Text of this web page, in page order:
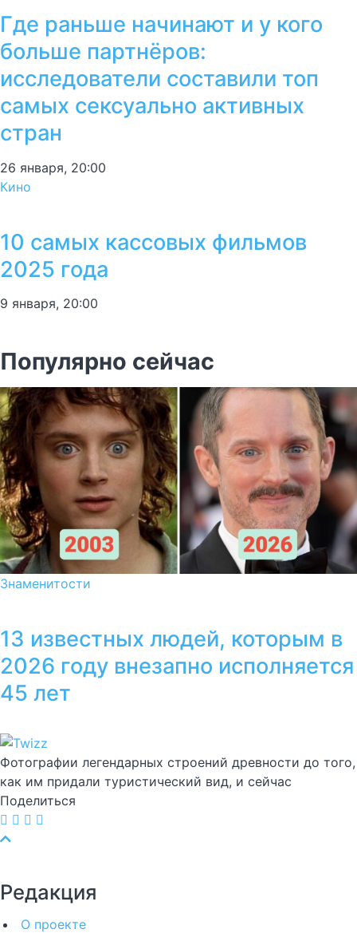
Где раньше начинают и у кого
больше партнёров:
исследователи составили топ
самых сексуально активных
стран
26 января, 20:00
Кино
10 самых кассовых фильмов
2025 года
9 января, 20:00
Популярно сейчас
Знаменитости
13 известных людей, которым в
2026 году внезапно исполняется
45 лет
Фотографии легендарных строений древности до того,
как им придали туристический вид, и сейчас
Поделиться
Редакция
О проекте